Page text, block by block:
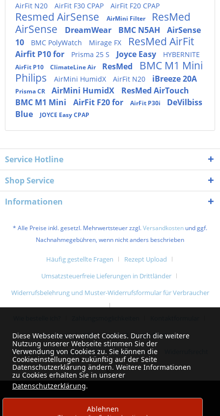
AirFit N20
AirFit F30 CPAP AirFit F20 CPAP
Resmed AirSense AirMini Filter
ResMed
AirSense
DreamWear BMC N5AH
AirSense
10
BMC PolyWatch Mirage FX ResMed AirFit
Airfit P10 for Prisma 25 S Joyce Easy HYBERNITE
AirFit P10 ClimateLine Air ResMed
BMC M1 Mini
Philips
AirMini HumidX AirFit N20 iBreeze 20A
Prisma CR AirMini HumidX
ResMed AirTouch
BMC M1 Mini
AirFit F20 for AirFit P30i
DeVilbiss
Blue
JOYCE Easy CPAP
Service Hotline
Shop Service
Informationen
* Alle Preise inkl. gesetzl. Mehrwertsteuer zzgl.Versandkosten und ggf.
Nachnahmegebühren, wenn nicht anders beschrieben
Häufig gestellte Fragen
Rezept Upload
Umsatzsteuerfreie Lieferungen in Drittländer
Widerrufsbelehrung und Muster-Widerrufsformular für Verbraucher
Impressum
AGB
Liefer- & Versandkosten
Datenschutzerklärung und Datenschutzhinweise
Diese Webseite verwendet Cookies. Durch die weitere
Nutzung unserer Webseite stimmen Sie der
Verwendung von Cookies zu. Sie können die
Cookieeinstellungen zukünftig auf der Seite
Datenschutzerklärung ändern. Weitere Informationen
zu Cookies erhalten Sie in unserer
Datenschutzerklärung.
Ablehnen